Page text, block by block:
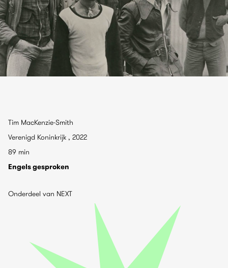
Tim MacKenzie-Smith
Verenigd Koninkrijk , 2022
89 min
Engels gesproken
Onderdeel van NEXT